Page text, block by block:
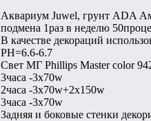
Аквариум Juwel, грунт АDA
подмена 1раз в неделю
В качестве декораций
PH=6.6-6.7
Свет МГ Phillips Master color
3часа -3х70w
2часа -3х70w+2х150w
3часа -3х70w
Задняя и боковые стенки